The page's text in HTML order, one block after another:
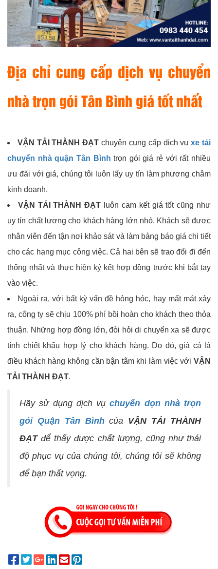
Địa chỉ cung cấp dịch vụ chuyển
nhà trọn gói Tân Bình giá tốt nhất
VẬN TẢI THÀNH ĐẠT chuyên cung cấp dịch vụxe tải
chuyển nhà quận Tân Bình trọn gói giá rẻ với rất nhiều
ưu đãi với giá, chúng tôi luôn lấy uy tín làm phương châm
kinh doanh.
VẬN TẢI THÀNH ĐẠT luôn cam kết giá tốt cũng như
uy tín chất lượng cho khách hàng lớn nhỏ. Khách sẽ được
nhân viên đến tận nơi khảo sát và làm bảng báo giá chi tiết
cho các hạng mục công việc. Cả hai bên sẽ trao đổi đi đến
thống nhất và thực hiện ký kết hợp đồng trước khi bắt tay
vào việc.
Ngoài ra, với bất kỳ vấn đề hỏng hóc, hay mất mát xảy
ra, công ty sẽ chịu 100% phí bồi hoàn cho khách theo thỏa
thuận. Những hợp đồng lớn, đòi hỏi di chuyển xa sẽ được
tính chiết khấu hợp lý cho khách hàng. Do đó, giá cả là
điều khách hàng không cần bận tâm khi làm việc với VẬN
TẢI THÀNH ĐẠT.
Hãy sử dụng dịch vụchuyển dọn nhà trọn
gói Quận Tân Bìnhcủa VẬN TẢI THÀNH
ĐẠTđể thấy được chất lượng, cũng như thái
độ phục vụ của chúng tôi, chúng tôi sẽ không
để bạn thất vọng.